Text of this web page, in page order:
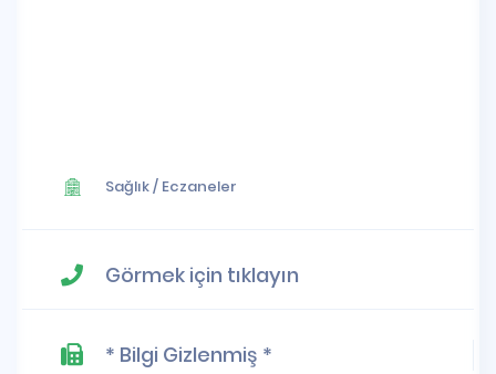
Sağlık/ Eczaneler
Görmek için tıklayın
* Bilgi Gizlenmiş *